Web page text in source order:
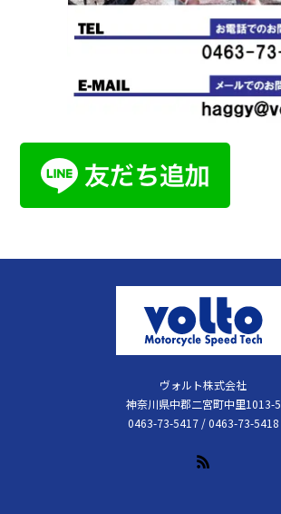
ヴォルト株式会社
神奈川県中郡二宮町中里1013-5
0463-73-5417 / 0463-73-5418